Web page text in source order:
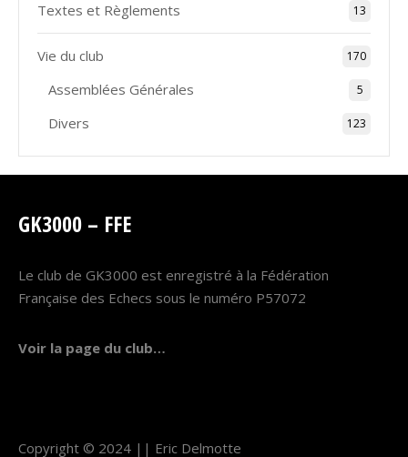
Textes et Règlements 13
Vie du club 170
Assemblées Générales 5
Divers 123
GK3000 – FFE
Le club de GK3000 est enregistré à la Fédération
Française des Echecs sous le numéro P57072
Voir la page du club…
Copyright © 2024 || Eric Delmotte